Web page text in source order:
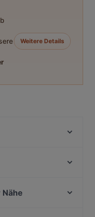
Weitere Details